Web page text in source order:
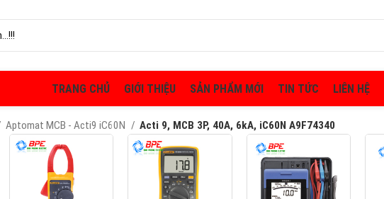
TRANG CHỦ GIỚI THIỆU SẢN PHẨM MỚI TIN TỨC LIÊN HỆ
Aptomat MCB - Acti9 iC60N Acti 9, MCB 3P, 40A, 6kA, iC60N A9F74340